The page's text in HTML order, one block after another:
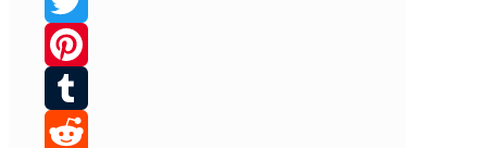
Twitter
Pinterest
Tumblr